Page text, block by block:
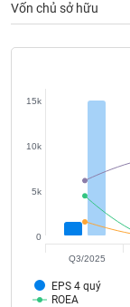
Vốn chủ sở hữu
EPS 4 quý
ROEA
0
5k
10k
15k
Q3/2025
Công